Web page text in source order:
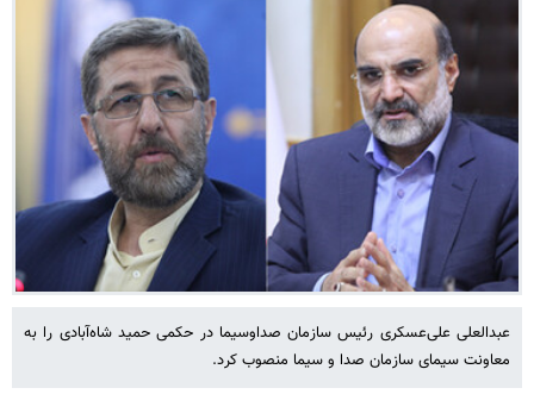
عبدالعلی علی‌عسکری رئیس سازمان صداوسیما در حکمی حمید شاه‌آبادی را به
معاونت سیمای سازمان صدا و سیما منصوب کرد.